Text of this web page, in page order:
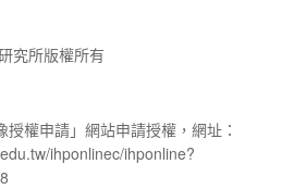
究所版權所有
權申請」網站申請授權，網址：
ihponlinec/ihponline?